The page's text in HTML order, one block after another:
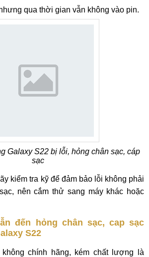
qua thời gian vẫn không vào pin.
Galaxy S22 bị lỗi, hỏng chân sạc, cáp
sạc
kiểm tra kỹ để đảm bảo lỗi không phải
nên cắm thử sang máy khác hoặc
đến hỏng chân sạc, cap sạc
S22
chính hãng, kém chất lượng là